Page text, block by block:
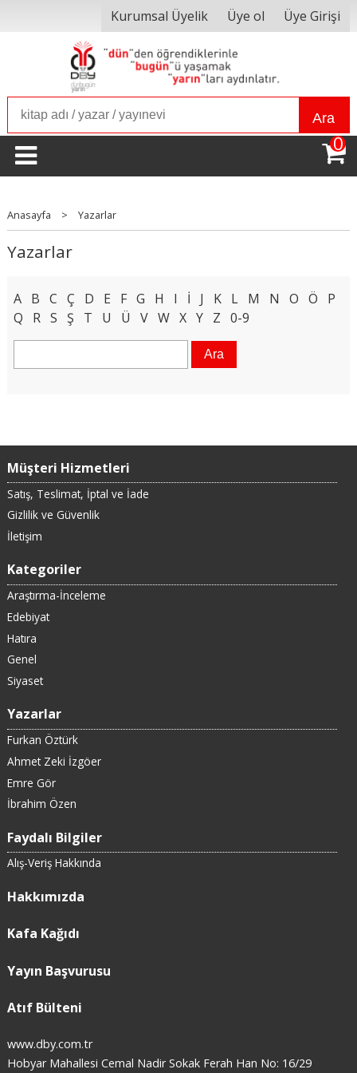
Kurumsal Üyelik Üye ol Üye Girişi
Ara
0
Anasayfa > Yazarlar
Yazarlar
A B C Ç D E F G H I İ J K L M N O Ö
P
Q
R S Ş T U Ü V W X Y Z 0-9
Müşteri Hizmetleri
Satış, Teslimat, İptal ve İade
Gizlilik ve Güvenlik
İletişim
Kategoriler
Araştırma-İnceleme
Edebiyat
Hatıra
Genel
Siyaset
Yazarlar
Furkan Öztürk
Ahmet Zeki İzgöer
Emre Gör
İbrahim Özen
Faydalı Bilgiler
Alış-Veriş Hakkında
Hakkımızda
Kafa Kağıdı
Yayın Başvurusu
Atıf Bülteni
www.dby.com.tr
Hobyar Mahallesi Cemal Nadir Sokak Ferah Han No: 16/29